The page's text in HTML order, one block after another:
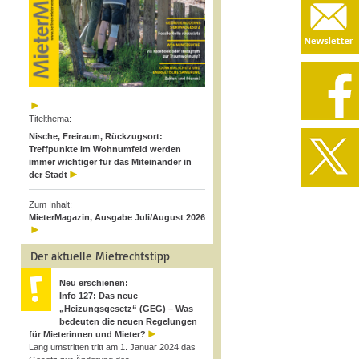
Titelthema:
Nische, Freiraum, Rückzugsort:
Treffpunkte im Wohnumfeld werden
immer wichtiger für das Miteinander in
der Stadt
Zum Inhalt:
MieterMagazin, Ausgabe Juli/August 2026
Der aktuelle Mietrechtstipp
Neu erschienen:
Info 127: Das neue
„Heizungsgesetz“ (GEG) – Was
bedeuten die neuen Regelungen
für Mieterinnen und Mieter?
Lang umstritten tritt am 1. Januar 2024 das